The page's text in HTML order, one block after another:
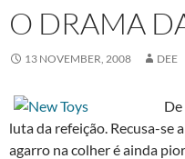
O DRAMA
13 NOVEMBER, 2008 DEE
luta da refeição. Recusa-se
agarro na colher é ainda